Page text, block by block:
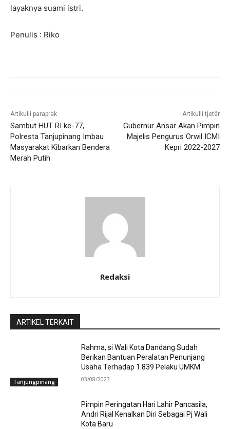
layaknya suami istri.
Penulis : Riko
Artikulli paraprak
Sambut HUT RI ke-77,
Polresta Tanjupinang Imbau
Masyarakat Kibarkan Bendera
Merah Putih
Artikulli tjetër
Gubernur Ansar Akan Pimpin
Majelis Pengurus Orwil ICMI
Kepri 2022-2027
Redaksi
ARTIKEL TERKAIT
Tanjungpinang
Rahma, si Wali Kota Dandang Sudah
Berikan Bantuan Peralatan Penunjang
Usaha Terhadap 1.839 Pelaku UMKM
03/08/2023
Pimpin Peringatan Hari Lahir Pancasila,
Andri Rijal Kenalkan Diri Sebagai Pj Wali
Kota Baru